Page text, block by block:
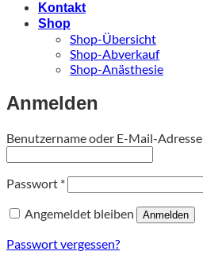
Kontakt
Shop
Shop-Übersicht
Shop-Abverkauf
Shop-Anästhesie
Anmelden
Benutzername oder E-Mail-Adresse
Passwort *Erforderlich
Angemeldet bleiben Anmelden
Passwort vergessen?